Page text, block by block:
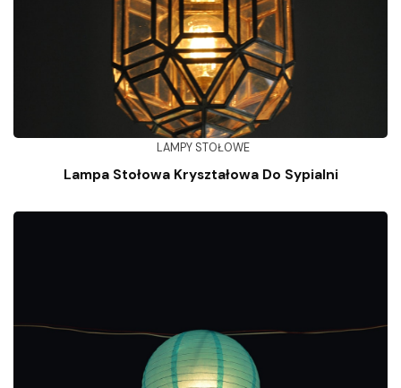
LAMPY STOŁOWE
Lampa Stołowa Kryształowa Do Sypialni